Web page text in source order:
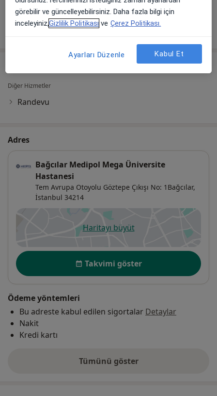
Tümünü göster
Diğer Hizmetler
Randevu
Adres
Bağcılar Medipol Mega Üniversite
Hastanesi
Tem Avrupa Otoyolu Göztepe Çıkışı No: 1Bağcılar,
İstanbul 34214
Haritayı büyütyeni bir sekmede açılır
Uygunluk
Takvimi göster
Ödeme yöntemleri
Bu adreste kabul edilen sigortalar Detaylar
Nakit
Kredi kartı
Tümünü göster
adres hakkında
görebilir ve güncelleyebilirsiniz. Daha fazla bilgi için
inceleyiniz,Gizlilik Politikası ve Çerez Politikası.
Ayarları Düzenle Kabul Et